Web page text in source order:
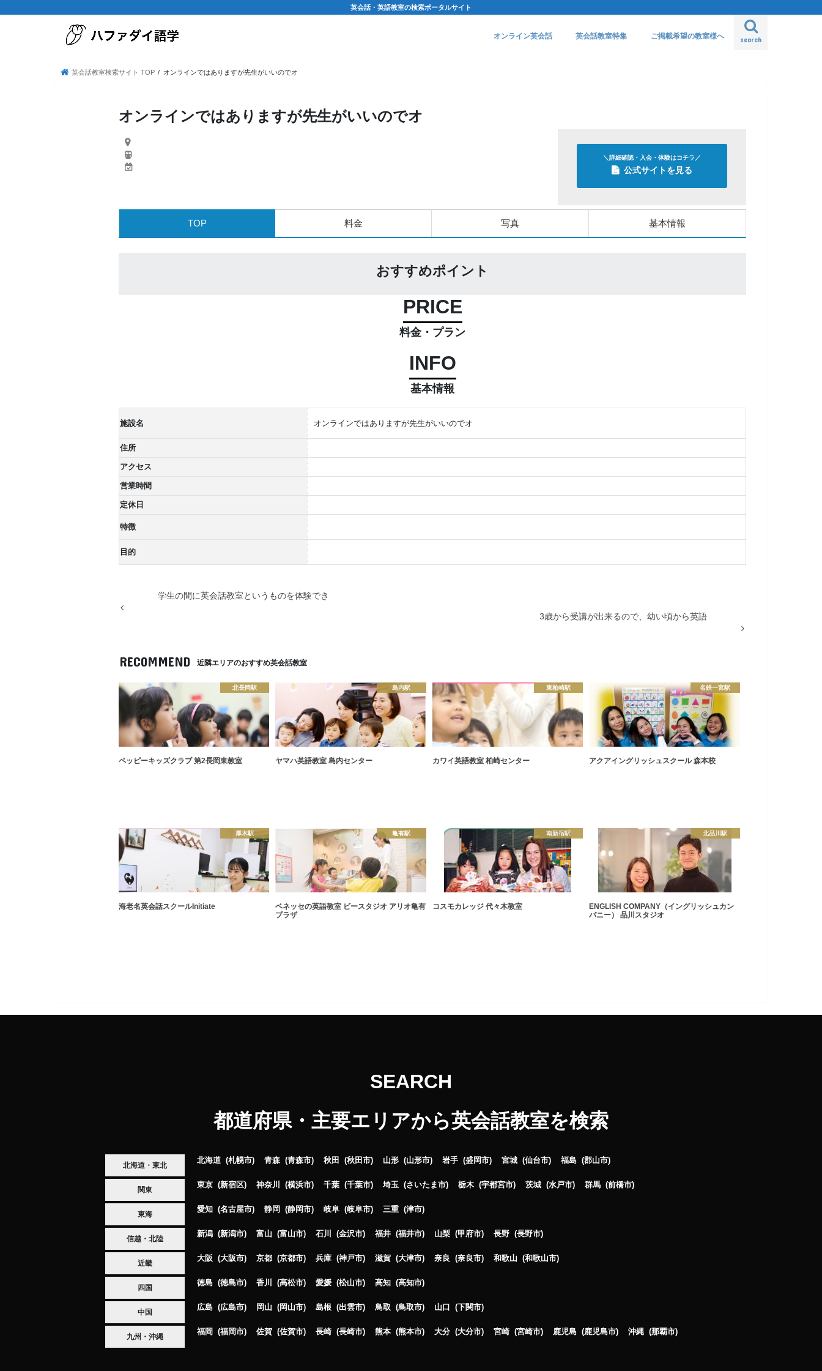
英会話・英語教室の検索ポータルサイト
search
オンライン英会話 英会話教室特集 ご掲載希望の教室様へ
英会話教室検索サイト TOP オンラインではありますが先生がいいのでオ
オンラインではありますが先生がいいのでオ
＼詳細確認・入会・体験はコチラ／
公式サイトを見る
TOP 料金 写真 基本情報
おすすめポイント
PRICE
料金・プラン
INFO
基本情報
施設名 オンラインではありますが先生がいいのでオ
住所
アクセス
営業時間
定休日
特徴
目的
学生の間に英会話教室というものを体験でき
3歳から受講が出来るので、幼い頃から英語
RECOMMEND 近隣エリアのおすすめ英会話教室
北長岡駅
ペッピーキッズクラブ 第2長岡東教室
島内駅
ヤマハ英語教室 島内センター
東柏崎駅
カワイ英語教室 柏崎センター
名鉄一宮駅
アクアイングリッシュスクール 森本校
厚木駅
海老名英会話スクールInitiate
亀有駅
ベネッセの英語教室 ビースタジオ アリオ亀有
プラザ
南新宿駅
コスモカレッジ 代々木教室
北品川駅
ENGLISH COMPANY（イングリッシュカン
パニー） 品川スタジオ
SEARCH
都道府県・主要エリアから英会話教室を検索
北海道・東北
北海道 札幌市 青森 青森市 秋田 秋田市 山形 山形市 岩手 盛岡市 宮城 仙台市 福島 郡山市
関東
東京 新宿区 神奈川 横浜市 千葉 千葉市 埼玉 さいたま市 栃木 宇都宮市 茨城 水戸市 群馬 前橋市
東海
愛知 名古屋市 静岡 静岡市 岐阜 岐阜市 三重 津市
信越・北陸
新潟 新潟市 富山 富山市 石川 金沢市 福井 福井市 山梨 甲府市 長野 長野市
近畿
大阪 大阪市 京都 京都市 兵庫 神戸市 滋賀 大津市 奈良 奈良市 和歌山 和歌山市
四国
徳島 徳島市 香川 高松市 愛媛 松山市 高知 高知市
中国
広島 広島市 岡山 岡山市 島根 出雲市 鳥取 鳥取市 山口 下関市
九州・沖縄
福岡 福岡市 佐賀 佐賀市 長崎 長崎市 熊本 熊本市 大分 大分市 宮崎 宮崎市 鹿児島 鹿児島市 沖縄 那覇市